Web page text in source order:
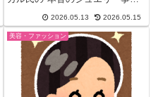
2026.05.13 2026.05.15
美容・ファッション